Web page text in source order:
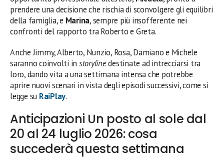
prendere una decisione che rischia di sconvolgere gli equilibri
della famiglia, e Marina, sempre più insofferente nei
confronti del rapporto tra Roberto e Greta.
Anche Jimmy, Alberto, Nunzio, Rosa, Damiano e Michele
saranno coinvolti in storylinedestinate ad intrecciarsi tra
loro, dando vita a una settimana intensa che potrebbe
aprire nuovi scenari in vista degli episodi successivi, come si
legge su RaiPlay.
Anticipazioni Un posto al sole dal
20 al 24 luglio 2026: cosa
succederà questa settimana